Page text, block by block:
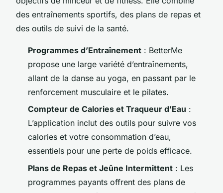
des entraînements sportifs, des plans de repas et
des outils de suivi de la santé.
Programmes d’Entraînement : BetterMe
propose une large variété d’entraînements,
allant de la danse au yoga, en passant par le
renforcement musculaire et le pilates.
Compteur de Calories et Traqueur d’Eau :
L’application inclut des outils pour suivre vos
calories et votre consommation d’eau,
essentiels pour une perte de poids efficace.
Plans de Repas et Jeûne Intermittent : Les
programmes payants offrent des plans de